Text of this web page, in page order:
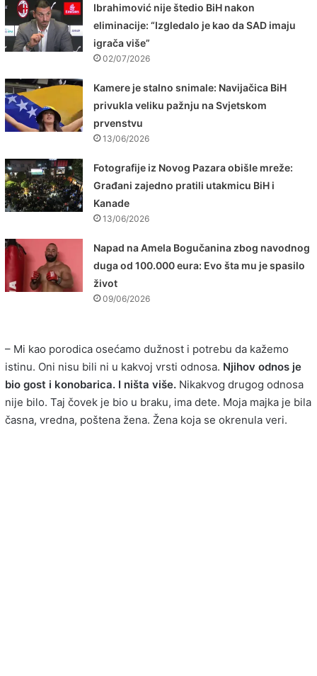
Ibrahimović nije štedio BiH nakon
eliminacije: “Izgledalo je kao da SAD imaju
igrača više”
02/07/2026
Kamere je stalno snimale: Navijačica BiH
privukla veliku pažnju na Svjetskom
prvenstvu
13/06/2026
Fotografije iz Novog Pazara obišle mreže:
Građani zajedno pratili utakmicu BiH i
Kanade
13/06/2026
Napad na Amela Bogučanina zbog navodnog
duga od 100.000 eura: Evo šta mu je spasilo
život
09/06/2026
– Mi kao porodica osećamo dužnost i potrebu da kažemo
istinu. Oni nisu bili ni u kakvoj vrsti odnosa. Njihov odnos je
bio gost i konobarica. I ništa više. Nikakvog drugog odnosa
nije bilo. Taj čovek je bio u braku, ima dete. Moja majka je bila
časna, vredna, poštena žena. Žena koja se okrenula veri.